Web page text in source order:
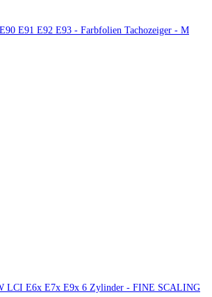
E91 E92 E93 - Farbfolien Tachozeiger - M
LCI E6x E7x E9x 6 Zylinder - FINE SCALING